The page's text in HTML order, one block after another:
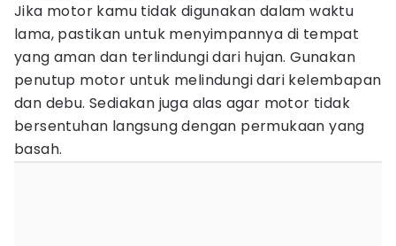
Jika motor kamu tidak digunakan dalam waktu
lama, pastikan untuk menyimpannya di tempat
yang aman dan terlindungi dari hujan. Gunakan
penutup motor untuk melindungi dari kelembapan
dan debu. Sediakan juga alas agar motor tidak
bersentuhan langsung dengan permukaan yang
basah.